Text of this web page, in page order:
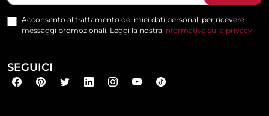
Acconsento al trattamento dei miei dati personali per ricevere
messaggi promozionali. Leggi la nostra informativa sulla privacy
SEGUICI